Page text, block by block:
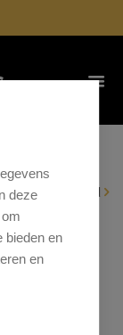
|Volgend pand
23 /
deze
bieden en
en